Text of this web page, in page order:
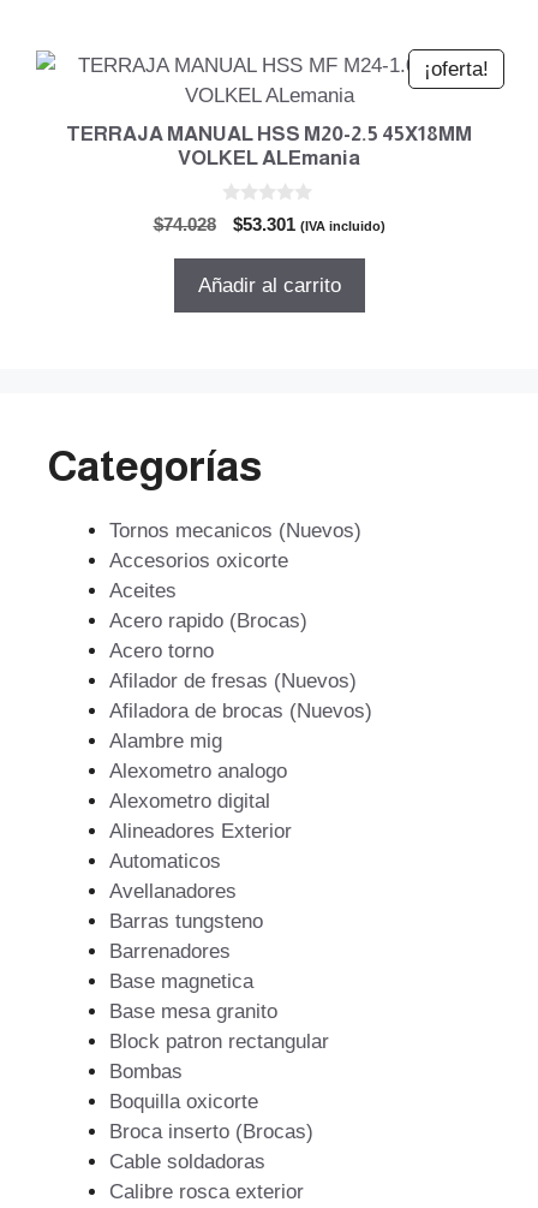
¡oferta!
TERRAJA MANUAL HSS M20-2.5 45X18MM
VOLKEL ALEmania
$74.028
El
original
$53.301 El
actual
(IVA incluido)
Añadir al carrito
Categorías
Tornos mecanicos (Nuevos)
Accesorios oxicorte
Aceites
Acero rapido (Brocas)
Acero torno
Afilador de fresas (Nuevos)
Afiladora de brocas (Nuevos)
Alambre mig
Alexometro analogo
Alexometro digital
Alineadores Exterior
Automaticos
Avellanadores
Barras tungsteno
Barrenadores
Base magnetica
Base mesa granito
Block patron rectangular
Bombas
Boquilla oxicorte
Broca inserto (Brocas)
Cable soldadoras
Calibre rosca exterior